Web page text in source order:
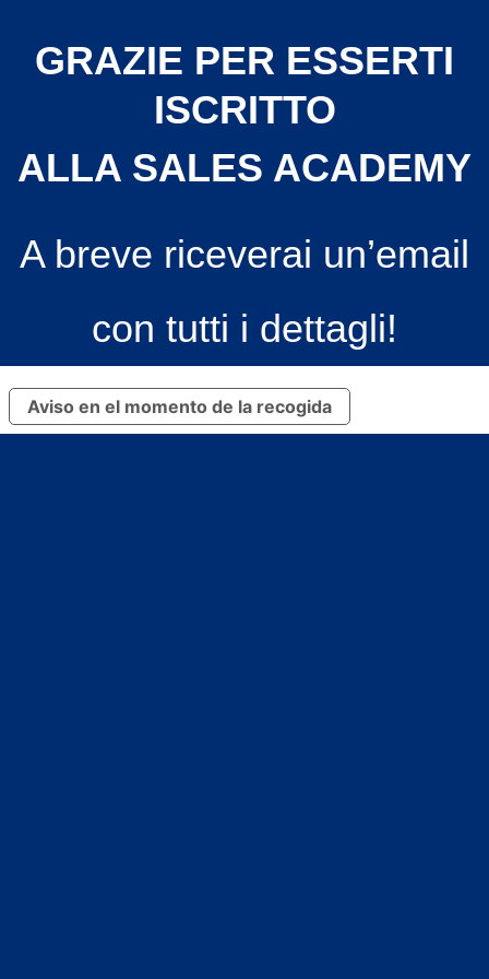
GRAZIE PER ESSERTI
ISCRITTO
ALLA SALES ACADEMY
A breve riceverai un’email
con tutti i dettagli!
Aviso en el momento de la recogida